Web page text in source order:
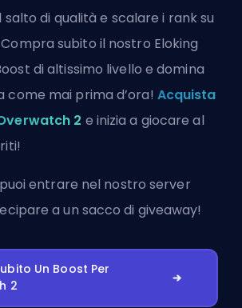
di qualità e scalare i rank su
subito il nostro Eloking
di altissimo livello e domina
come mai prima d’ora! Acquista
2 e inizia a giocare al
entrare nel nostro server
a un sacco di giveaway!
Un Boost Per
2